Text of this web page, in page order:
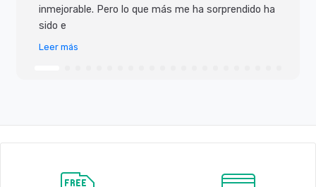
inmejorable. Pero lo que más me ha sorprendido ha
sido e
Leer más